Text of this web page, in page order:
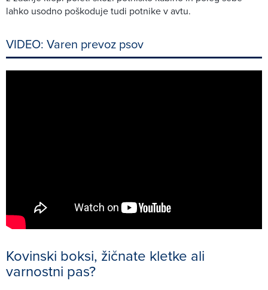
lahko usodno poškoduje tudi potnike v avtu.
VIDEO: Varen prevoz psov
Kovinski boksi, žičnate kletke ali
varnostni pas?